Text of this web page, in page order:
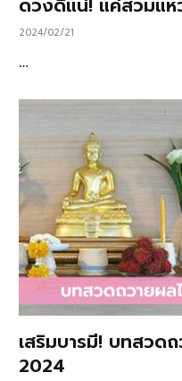
ดวงดีแน่! แค่สวมแห
2024/02/21
…
เสริมบารมี! บทสวด
2024